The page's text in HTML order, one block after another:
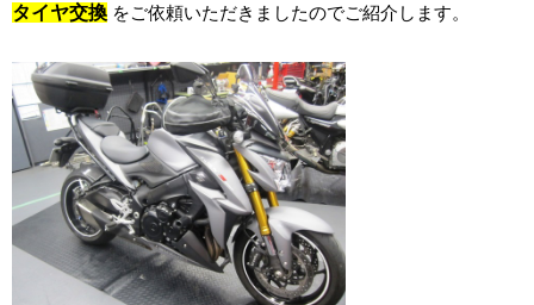
タイヤ交換 をご依頼いただきましたのでご紹介します。